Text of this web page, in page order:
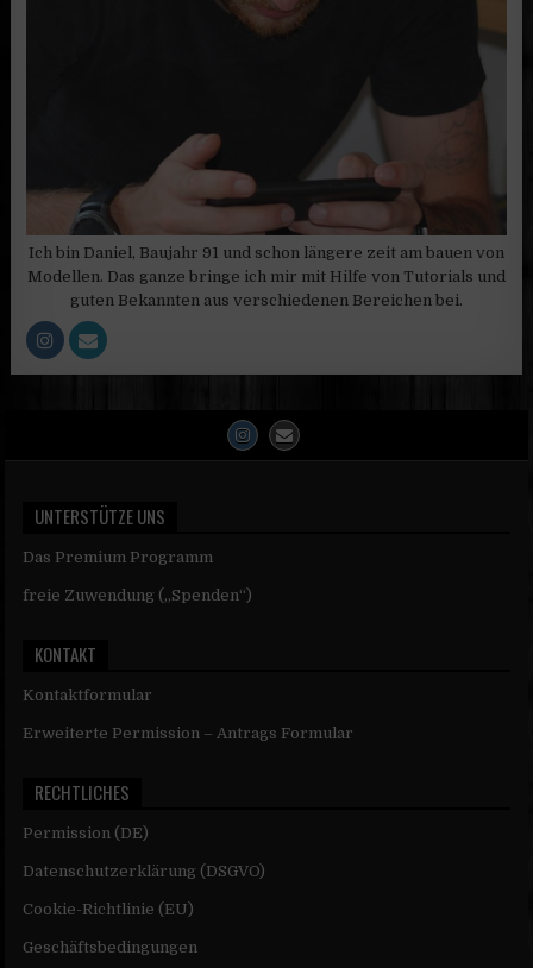
Ich bin Daniel, Baujahr 91 und schon längere zeit am bauen von
Modellen. Das ganze bringe ich mir mit Hilfe von Tutorials und
guten Bekannten aus verschiedenen Bereichen bei.
UNTERSTÜTZE UNS
Das Premium Programm
freie Zuwendung („Spenden“)
KONTAKT
Kontaktformular
Erweiterte Permission – Antrags Formular
RECHTLICHES
Permission (DE)
Datenschutzerklärung (DSGVO)
Cookie-Richtlinie (EU)
Geschäftsbedingungen